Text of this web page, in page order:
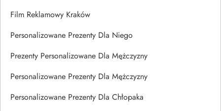
Film Reklamowy Kraków
Personalizowane Prezenty Dla Niego
Prezenty Personalizowane Dla Mężczyzny
Personalizowane Prezenty Dla Mężczyzny
Personalizowane Prezenty Dla Chłopaka